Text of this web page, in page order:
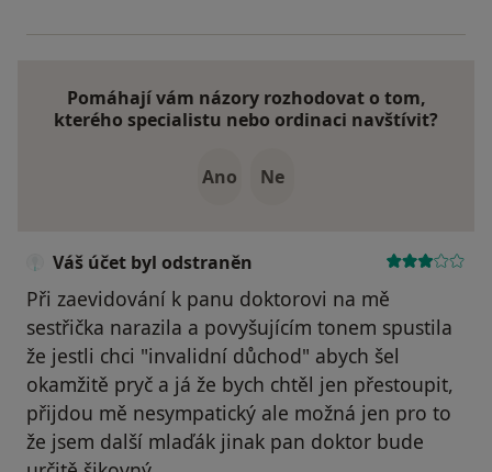
Pomáhají vám názory rozhodovat o tom,
kterého specialistu nebo ordinaci navštívit?
Ano Ne
Váš účet byl odstraněn
Při zaevidování k panu doktorovi na mě
sestřička narazila a povyšujícím tonem spustila
že jestli chci "invalidní důchod" abych šel
okamžitě pryč a já že bych chtěl jen přestoupit,
přijdou mě nesympatický ale možná jen pro to
že jsem další mlaďák jinak pan doktor bude